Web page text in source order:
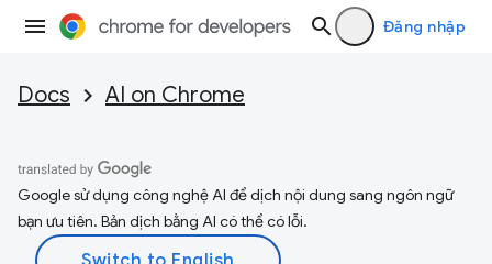
Đăng nhập
Docs AI on Chrome
Google sử dụng công nghệ AI để dịch nội dung sang ngôn ngữ
bạn ưu tiên. Bản dịch bằng AI có thể có lỗi.